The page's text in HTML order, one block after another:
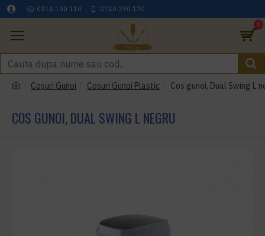
0314 100 110 0740 230 170
0
Coşuri Gunoi Cosuri Gunoi Plastic Cos gunoi, Dual Swing L
COS GUNOI, DUAL SWING L NEGRU